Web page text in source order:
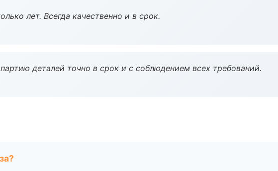
лет. Всегда качественно и в срок.
деталей точно в срок и с соблюдением всех требований.